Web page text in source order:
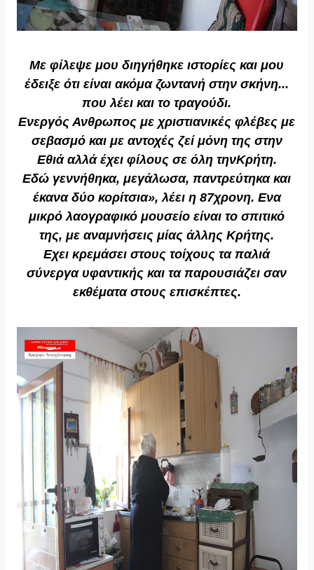
Με φίλεψε μου διηγήθηκε ιστορίες και μου
έδειξε ότι είναι ακόμα ζωντανή στην σκήνη...
που λέει και το τραγούδι.
Ενεργός Ανθρωπος με χριστιανικές φλέβες με
σεβασμό και με αντοχές ζεί μόνη της στην
Εθιά αλλά έχει φίλους σε όλη τηνΚρήτη.
Εδώ γεννήθηκα, μεγάλωσα, παντρεύτηκα και
έκανα δύο κορίτσια», λέει η 87χρονη. Ενα
μικρό λαογραφικό μουσείο είναι το σπιτικό
της, με αναμνήσεις μίας άλλης Κρήτης.
Εχει κρεμάσει στους τοίχους τα παλιά
σύνεργα υφαντικής και τα παρουσιάζει σαν
εκθέματα στους επισκέπτες.